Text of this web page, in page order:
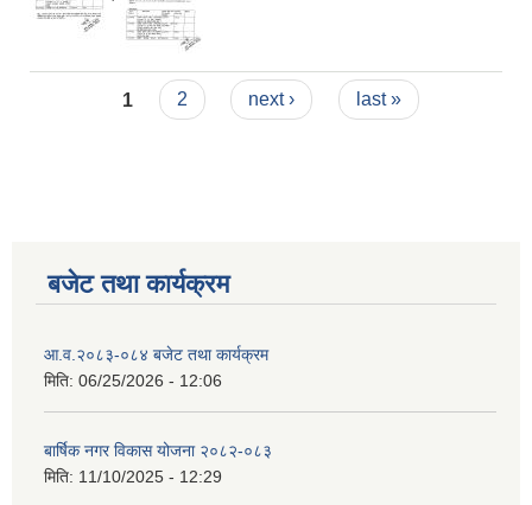
Pages
1 2 next › last »
बजेट तथा कार्यक्रम
आ.व.२०८३-०८४ बजेट तथा कार्यक्रम
मिति: 06/25/2026 - 12:06
बार्षिक नगर विकास योजना २०८२-०८३
मिति: 11/10/2025 - 12:29